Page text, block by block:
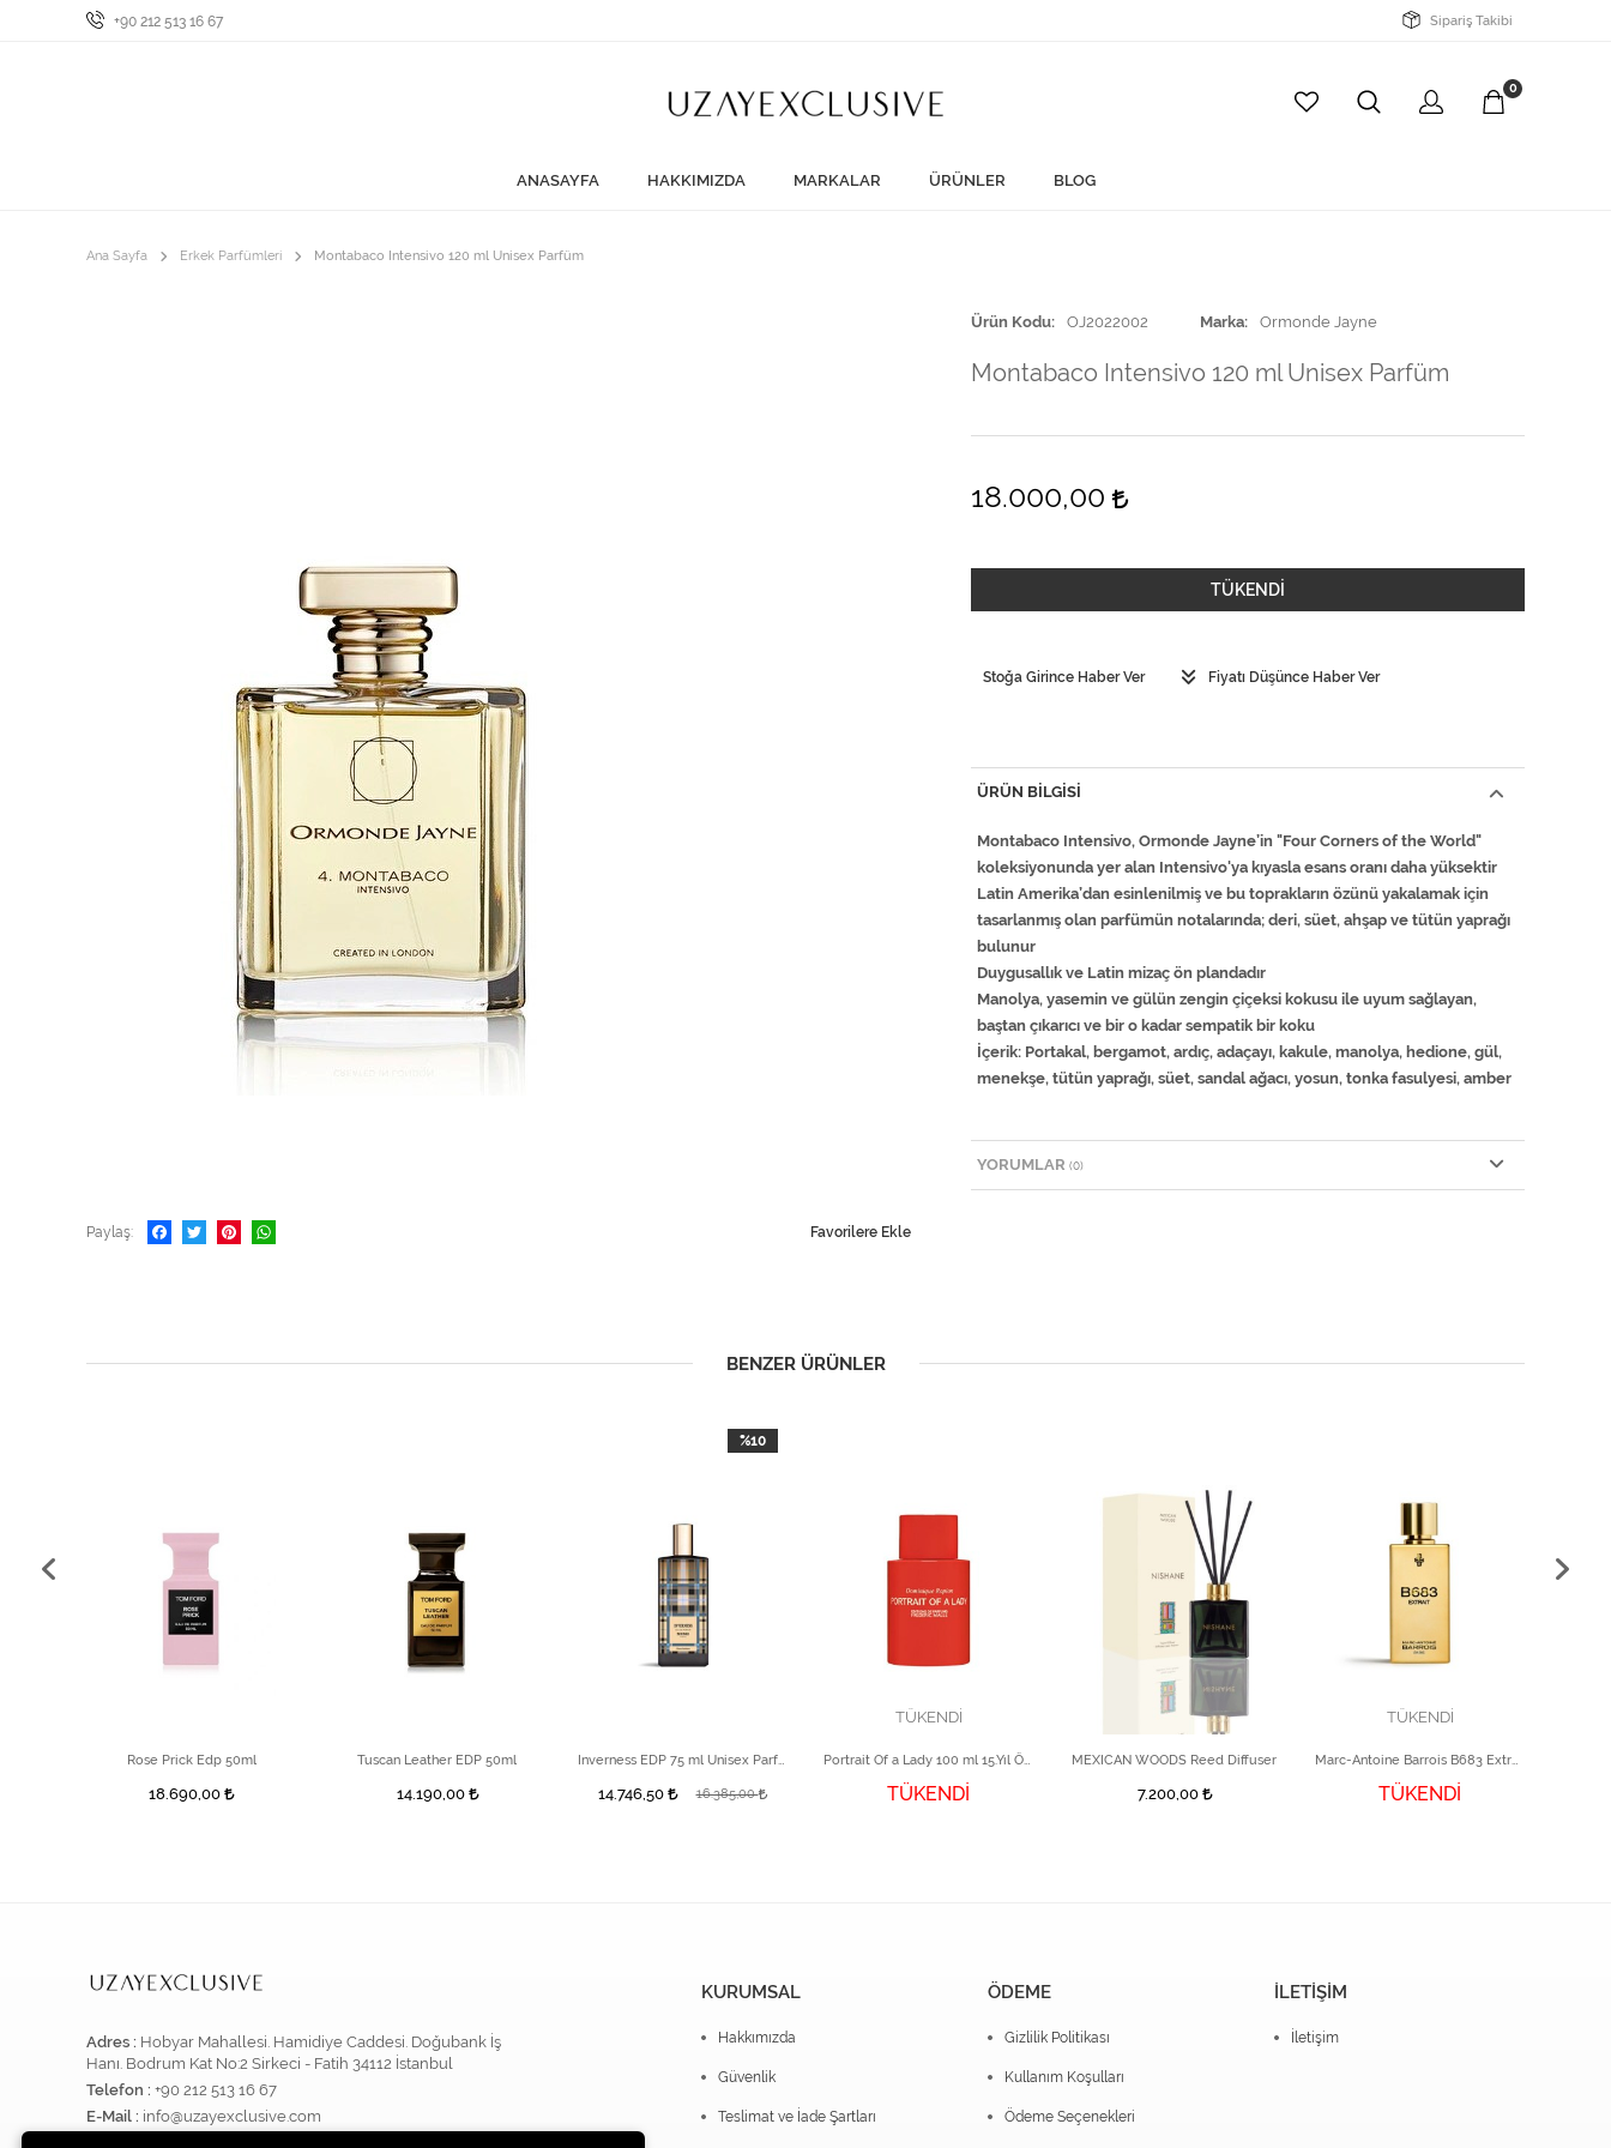
+90 212 513 16 67 Sipariş Takibi
0
ANASAYFA HAKKIMIZDA MARKALAR ÜRÜNLER BLOG
Ana Sayfa Erkek Parfümleri Montabaco Intensivo 120 ml Unisex Parfüm
Paylaş Favorilere Ekle
Ürün Kodu OJ2022002 Marka Ormonde Jayne
Montabaco Intensivo 120 ml Unisex Parfüm
18.000,00
TÜKENDİ
Stoğa Girince Haber Ver Fiyatı Düşünce Haber Ver
ÜRÜN BILGISI
Montabaco Intensivo, Ormonde Jayne’in "Four Corners of the World"
koleksiyonunda yer alan Intensivo'ya kıyasla esans oranı daha yüksektir
Latin Amerika’dan esinlenilmiş ve bu toprakların özünü yakalamak için
tasarlanmış olan parfümün notalarında; deri, süet, ahşap ve tütün yaprağı
bulunur
Duygusallık ve Latin mizaç ön plandadır
Manolya, yasemin ve gülün zengin çiçeksi kokusu ile uyum sağlayan,
baştan çıkarıcı ve bir o kadar sempatik bir koku
İçerik: Portakal, bergamot, ardıç, adaçayı, kakule, manolya, hedione, gül,
menekşe, tütün yaprağı, süet, sandal ağacı, yosun, tonka fasulyesi, amber
YORUMLAR (0)
BENZER ÜRÜNLER
Rose Prick Edp 50ml
18.690,00
Tuscan Leather EDP 50ml
14.190,00 14.746,50 16.385,00
%10
TÜKENDİ
TÜKENDİ
MEXICAN WOODS Reed Diffuser
7.200,00
TÜKENDİ
TÜKENDİ
Adres : Hobyar Mahallesi. Hamidiye Caddesi. Doğubank İş
Hanı. Bodrum Kat No:2 Sirkeci - Fatih 34112 İstanbul
Telefon : +90 212 513 16 67
E-Mail : info@uzayexclusive.com
KURUMSAL
Hakkımızda
Güvenlik
Teslimat ve İade Şartları
ÖDEME
Gizlilik Politikası
Kullanım Koşulları
Ödeme Seçenekleri
İLETİŞİM
İletişim